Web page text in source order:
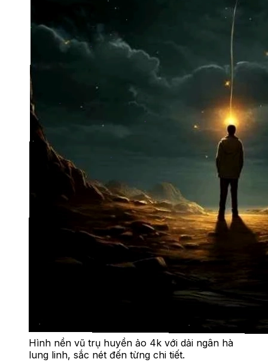
Hình nền vũ trụ huyền ảo 4k với dải ngân hà
lung linh, sắc nét đến từng chi tiết.